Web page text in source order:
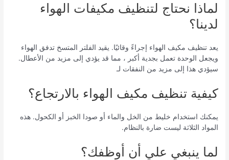
لماذا نحتاج لتنظيف مكيفات الهواء
لدينا؟
يعد تنظيف مكيف الهواء إجراءً وقائيًا. يقيد الفلتر المتسخ تدفق الهواء
ويجعل الوحدة تعمل بجدية أكبر ، مما قد يؤدي إلى مزيد من الأعطال.
سيؤدي هذا إلى مزيد من النفقات لـ
كيفية تنظيف مكيف الهواء بالارتجاع؟
يمكنك استخدام خليط من الخل والماء أو صودا الخبز أو الكحول. هذه
المواد الثلاثة ليست ضارة بالنظام.
لما ينبغي علي أن أوظفك؟